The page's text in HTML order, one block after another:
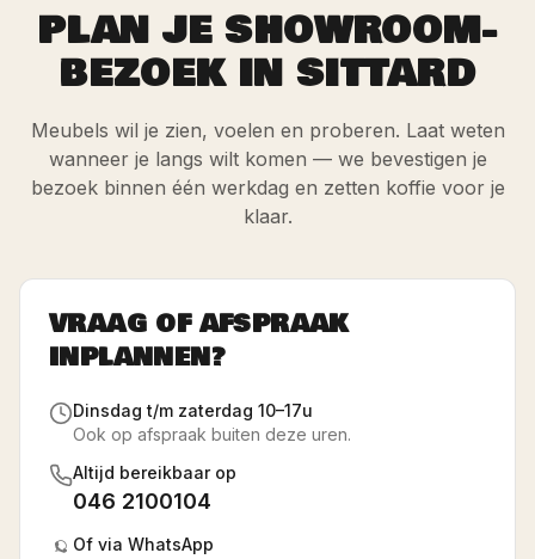
PLAN JE SHOWROOM-
BEZOEK IN SITTARD
Meubels wil je zien, voelen en proberen. Laat weten
wanneer je langs wilt komen — we bevestigen je
bezoek binnen één werkdag en zetten koffie voor je
klaar.
VRAAG OF AFSPRAAK
INPLANNEN?
Dinsdag t/m zaterdag 10–17u
Ook op afspraak buiten deze uren.
Altijd bereikbaar op
046 2100104
Of via WhatsApp